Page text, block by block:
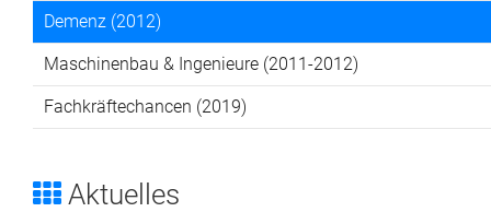
Demenz (2012)
Maschinenbau & Ingenieure (2011-2012)
Fachkräftechancen (2019)
Aktuelles